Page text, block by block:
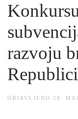
razvoju
OBJAVLJENO 28.